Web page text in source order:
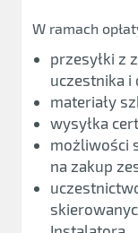
W ramach
przesyłki z
uczestnika i
materiały
wysyłka
możliwości
na zakup